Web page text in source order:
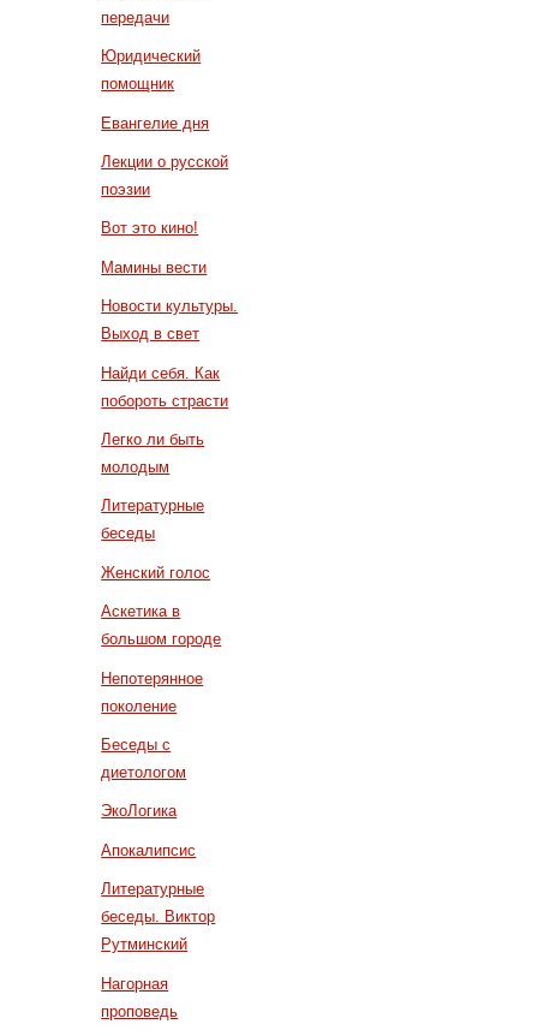
передачи
Юридический
помощник
Евангелие дня
Лекции о русской
поэзии
Вот это кино!
Мамины вести
Новости культуры.
Выход в свет
Найди себя. Как
побороть страсти
Легко ли быть
молодым
Литературные
беседы
Женский голос
Аскетика в
большом городе
Непотерянное
поколение
Беседы с
диетологом
ЭкоЛогика
Апокалипсис
Литературные
беседы. Виктор
Рутминский
Нагорная
проповедь